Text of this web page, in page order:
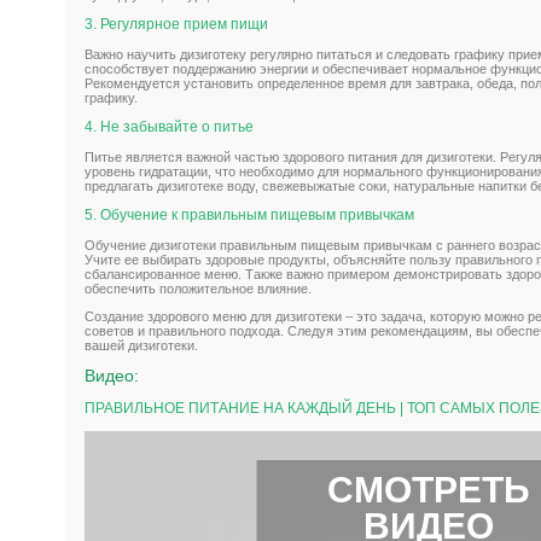
3. Регулярное прием пищи
Важно научить дизиготеку регулярно питаться и следовать графику
способствует поддержанию энергии и обеспечивает нормальное
Рекомендуется установить определенное время для завтрака, обеда,
графику.
4. Не забывайте о питье
Питье является важной частью здорового питания для дизиготеки.
уровень гидратации, что необходимо для нормального
предлагать дизиготеке воду, свежевыжатые соки, натуральные напитки
5. Обучение к правильным пищевым привычкам
Обучение дизиготеки правильным пищевым привычкам с раннего
Учите ее выбирать здоровые продукты, объясняйте пользу правильного
сбалансированное меню. Также важно примером демонстрировать
обеспечить положительное влияние.
Создание здорового меню для дизиготеки – это задача, которую можно
советов и правильного подхода. Следуя этим рекомендациям, вы
вашей дизиготеки.
Видео:
ПРАВИЛЬНОЕ ПИТАНИЕ НА КАЖДЫЙ ДЕНЬ | ТОП САМЫХ
СМОТРЕТЬ
ВИДЕО